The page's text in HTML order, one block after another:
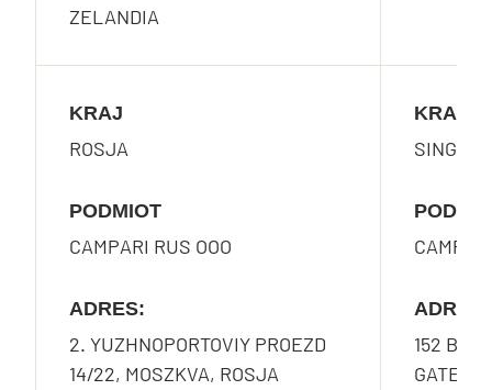
ZELANDIA
KRAJ
ROSJA
KRAJ
PODMIOT
CAMPARI RUS OOO
ADRES:
2. YUZHNOPORTOVIY PROEZD
14/22, MOSZKVA, ROSJA
ADRES:
152